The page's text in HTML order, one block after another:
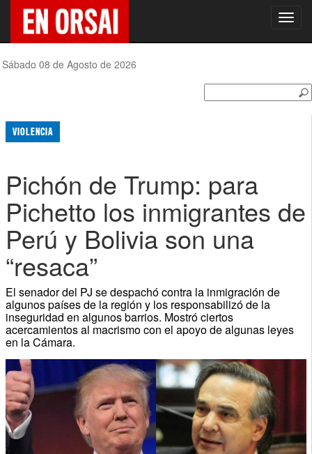
Sábado 08 de Agosto de 2026
VIOLENCIA
Pichón de Trump: para
Pichetto los inmigrantes de
Perú y Bolivia son una
“resaca”
El senador del PJ se despachó contra la inmigración de
algunos países de la región y los responsabilizó de la
inseguridad en algunos barrios. Mostró ciertos
acercamientos al macrismo con el apoyo de algunas leyes
en la Cámara.